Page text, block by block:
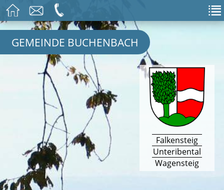
GEMEINDE BUCHENBACH
Falkensteig
Unteribental
Wagensteig